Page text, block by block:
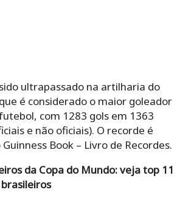
ultrapassado na artilharia do
é considerado o maior goleador
com 1283 gols em 1363
e não oficiais). O recorde é
Book – Livro de Recordes.
da Copa do Mundo: veja top 11